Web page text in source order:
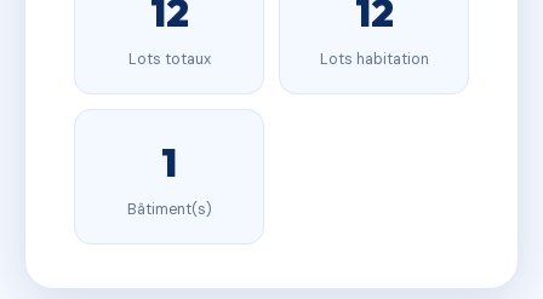
12
Lots totaux
12
Lots habitation
1
Bâtiment(s)